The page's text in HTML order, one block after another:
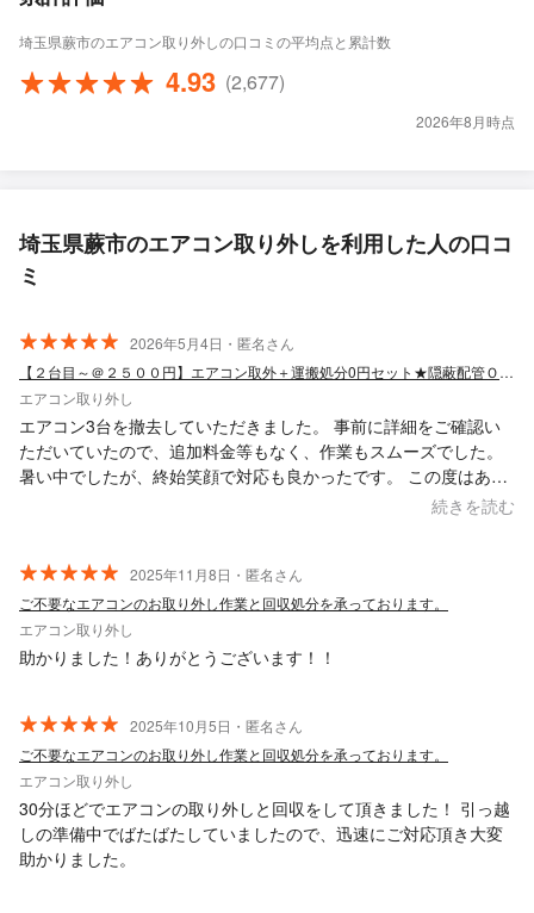
埼玉県蕨市のエアコン取り外しの口コミの平均点と累計数
4.93 (2,677)
2026年8月時点
埼玉県蕨市のエアコン取り外しを利用した人の口コ
ミ
2026年5月4日・匿名さん
【２台目～＠２５００円】エアコン取外＋運搬処分0円セット★隠蔽配管ＯＫ★お盆も可
エアコン取り外し
エアコン3台を撤去していただきました。 事前に詳細をご確認い
ただいていたので、追加料金等もなく、作業もスムーズでした。
暑い中でしたが、終始笑顔で対応も良かったです。 この度はあり
続きを読む
2025年11月8日・匿名さん
ご不要なエアコンのお取り外し作業と回収処分を承っております。
エアコン取り外し
助かりました！ありがとうございます！！
2025年10月5日・匿名さん
ご不要なエアコンのお取り外し作業と回収処分を承っております。
エアコン取り外し
30分ほどでエアコンの取り外しと回収をして頂きました！ 引っ越
しの準備中でばたばたしていましたので、迅速にご対応頂き大変
助かりました。